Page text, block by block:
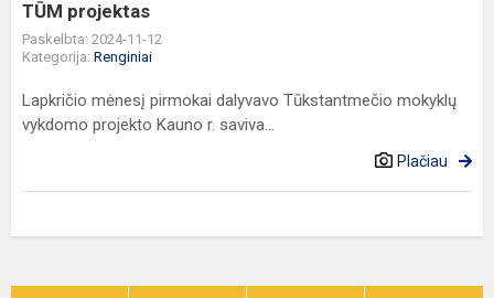
TŪM projektas
Paskelbta: 2024-11-12
Kategorija: Renginiai
Lapkričio mėnesį pirmokai dalyvavo Tūkstantmečio mokyklų
vykdomo projekto Kauno r. saviva...
Plačiau